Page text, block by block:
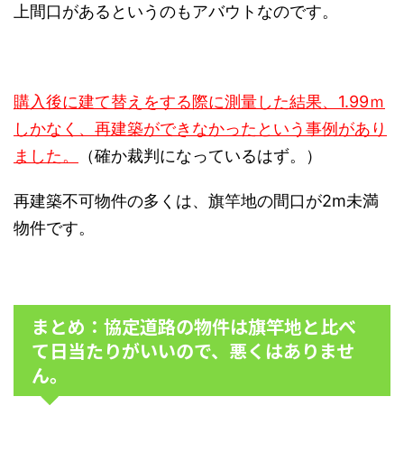
上間口があるというのもアバウトなのです。
購入後に建て替えをする際に測量した結果、1.99ｍ
しかなく、再建築ができなかったという事例があり
ました。
（確か裁判になっているはず。）
再建築不可物件の多くは、旗竿地の間口が2m未満
物件です。
まとめ：協定道路の物件は旗竿地と比べ
て日当たりがいいので、悪くはありませ
ん。